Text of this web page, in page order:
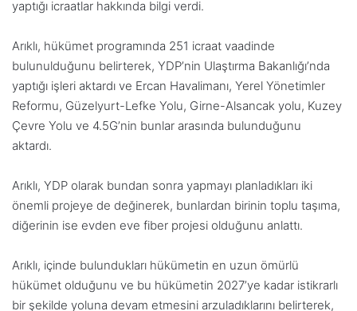
yaptığı icraatlar hakkında bilgi verdi.
Arıklı, hükümet programında 251 icraat vaadinde
bulunulduğunu belirterek, YDP’nin Ulaştırma Bakanlığı’nda
yaptığı işleri aktardı ve Ercan Havalimanı, Yerel Yönetimler
Reformu, Güzelyurt-Lefke Yolu, Girne-Alsancak yolu, Kuzey
Çevre Yolu ve 4.5G’nin bunlar arasında bulunduğunu
aktardı.
Arıklı, YDP olarak bundan sonra yapmayı planladıkları iki
önemli projeye de değinerek, bunlardan birinin toplu taşıma,
diğerinin ise evden eve fiber projesi olduğunu anlattı.
Arıklı, içinde bulundukları hükümetin en uzun ömürlü
hükümet olduğunu ve bu hükümetin 2027’ye kadar istikrarlı
bir şekilde yoluna devam etmesini arzuladıklarını belirterek,